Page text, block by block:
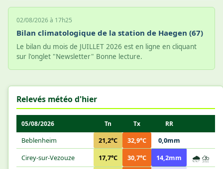
02/08/2026 à 17h25
Bilan climatologique de la station de Haegen (67)
Le bilan du mois de JUILLET 2026 est en ligne en cliquant
sur l'onglet "Newsletter" Bonne lecture.
Relevés météo d'hier
05/08/2026 Tn Tx RR
Beblenheim 21,2°C 32,9°C
0,0mm
Cirey-sur-Vezouze
17,7°C 30,7°C 14,2mm 🌧️ ⛈️